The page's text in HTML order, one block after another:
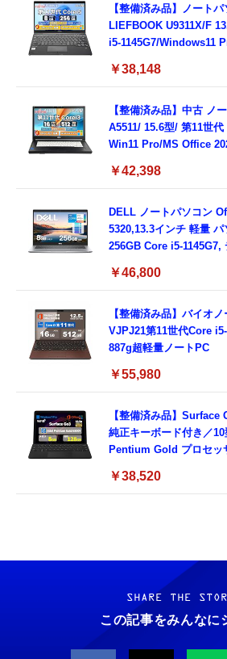
【整備済み品】ノート
LIEFBOOK U9311X/F
i5-1145G7/Windows11
Type-C/360度回転対応/
8GB,SSD256GB)
￥38,148
【整備済み品】中古 ノ
A5511/ 15.6型/ 第11世
Win11 Pro/MS Office
3.0)/ 有線静音マウス付
￥42,398
DELL ノートパソコン
5320,13.3インチ 軽量
256GB Core i5-1145G7,
ド付き (整備済み品)
￥46,800
【整備済み品】バイオ
VJPJ21第11世代Core
887g超軽量ノートPC
￥55,980
【整備済み品】Surface
純正キーボード付き／
Pentium Gold プロセッ
Bluetooth5.0／USB-C／
￥38,520
Grithope イヤホン タイ
耐久性】 有線イヤホン
ノイズ低減 重低音 遅延な
￥949
霊界コミュニケーショ
WARASHI ばけたん ワ
￥5,400
SHARE THE
この記事をみんなに